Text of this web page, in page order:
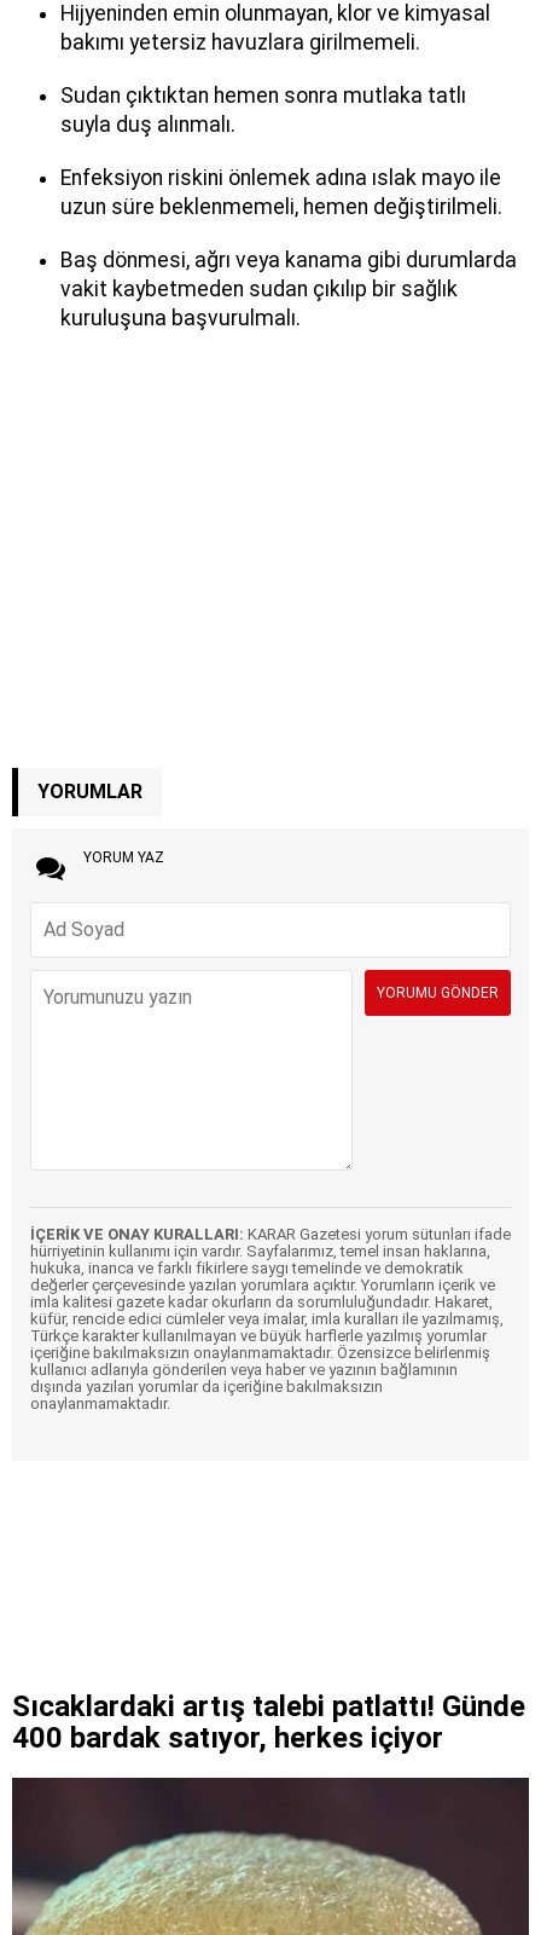
Hijyeninden emin olunmayan, klor ve kimyasal
bakımı yetersiz havuzlara girilmemeli.
Sudan çıktıktan hemen sonra mutlaka tatlı
suyla duş alınmalı.
Enfeksiyon riskini önlemek adına ıslak mayo ile
uzun süre beklenmemeli, hemen değiştirilmeli.
Baş dönmesi, ağrı veya kanama gibi durumlarda
vakit kaybetmeden sudan çıkılıp bir sağlık
kuruluşuna başvurulmalı.
YORUMLAR
YORUM YAZ
İÇERİK VE ONAY KURALLARI: KARAR Gazetesi yorum sütunları ifade
hürriyetinin kullanımı için vardır. Sayfalarımız, temel insan haklarına,
hukuka, inanca ve farklı fikirlere saygı temelinde ve demokratik
değerler çerçevesinde yazılan yorumlara açıktır. Yorumların içerik ve
imla kalitesi gazete kadar okurların da sorumluluğundadır. Hakaret,
küfür, rencide edici cümleler veya imalar, imla kuralları ile yazılmamış,
Türkçe karakter kullanılmayan ve büyük harflerle yazılmış yorumlar
içeriğine bakılmaksızın onaylanmamaktadır. Özensizce belirlenmiş
kullanıcı adlarıyla gönderilen veya haber ve yazının bağlamının
dışında yazılan yorumlar da içeriğine bakılmaksızın
onaylanmamaktadır.
Sıcaklardaki artış talebi patlattı! Günde
400 bardak satıyor, herkes içiyor